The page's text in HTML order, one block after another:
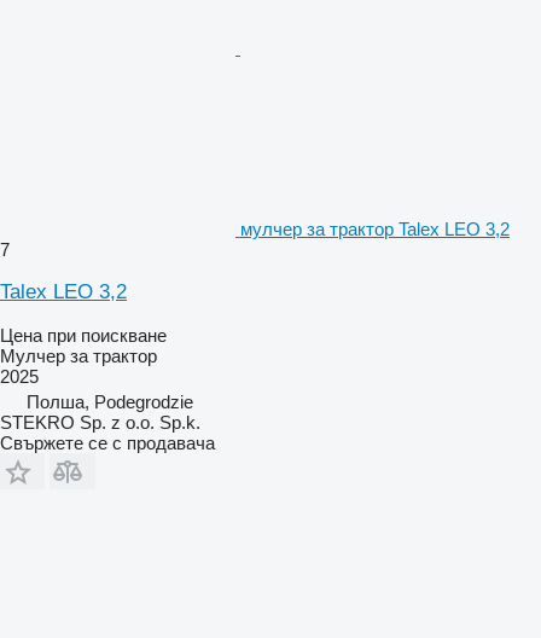
мулчер за трактор Talex LEO 3,2
7
Talex LEO 3,2
Цена при поискване
Мулчер за трактор
2025
Полша, Podegrodzie
STEKRO Sp. z o.o. Sp.k.
Свържете се с продавача